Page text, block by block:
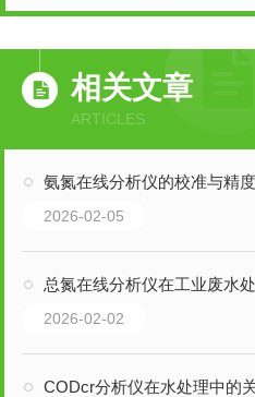
相关文章
ARTICLES
氨氮在线分析仪的校准与精度控制
2026-02-05
总氮在线分析仪在工业废水处理中的重
2026-02-02
CODcr分析仪在水处理中的关键